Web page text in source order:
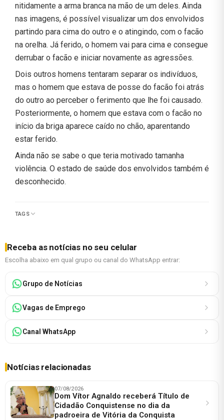
nitidamente a arma branca na mão de um deles. Ainda
nas imagens, é possível visualizar um dos envolvidos
partindo para cima do outro e o atingindo, com o facão
na orelha. Já ferido, o homem vai para cima e consegue
derrubar o facão e iniciar novamente as agressões.
Dois outros homens tentaram separar os indivíduos,
mas o homem que estava de posse do facão foi atrás
do outro ao perceber o ferimento que lhe foi causado.
Posteriormente, o homem que estava com o facão no
início da briga aparece caído no chão, aparentando
estar ferido.
Ainda não se sabe o que teria motivado tamanha
violência. O estado de saúde dos envolvidos também é
desconhecido.
TAGS
Receba as notícias no seu celular
Escolha abaixo em qual grupo ou canal do WhatsApp entrar:
Grupo de Notícias
Vagas de Emprego
Canal WhatsApp
Notícias relacionadas
07/08/2026
Dom Vítor Agnaldo receberá Título de
Cidadão Conquistense no dia da
padroeira de Vitória da Conquista